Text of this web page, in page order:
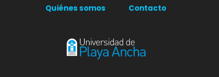
Quiénes somos Contacto